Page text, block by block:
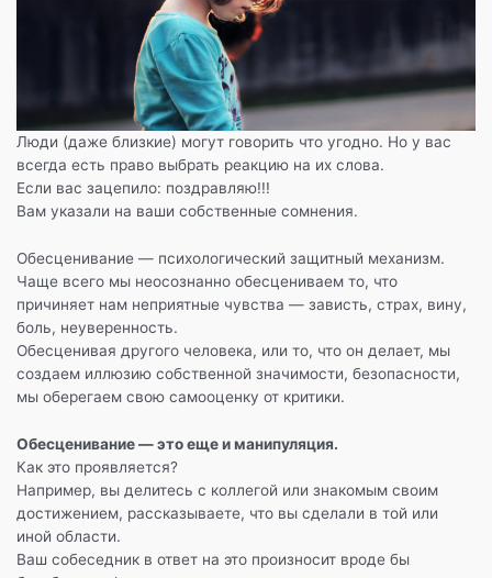
Люди (даже близкие) могут говорить что угодно. Но у вас
всегда есть право выбрать реакцию на их слова.
Если вас зацепило: поздравляю!!!
Вам указали на ваши собственные сомнения.
Обесценивание — психологический защитный механизм.
Чаще всего мы неосознанно обесцениваем то, что
причиняет нам неприятные чувства — зависть, страх, вину,
боль, неуверенность.
Обесценивая другого человека, или то, что он делает, мы
создаем иллюзию собственной значимости, безопасности,
мы оберегаем свою самооценку от критики.
Обесценивание — это еще и манипуляция.
Как это проявляется?
Например, вы делитесь с коллегой или знакомым своим
достижением, рассказываете, что вы сделали в той или
иной области.
Ваш собеседник в ответ на это произносит вроде бы